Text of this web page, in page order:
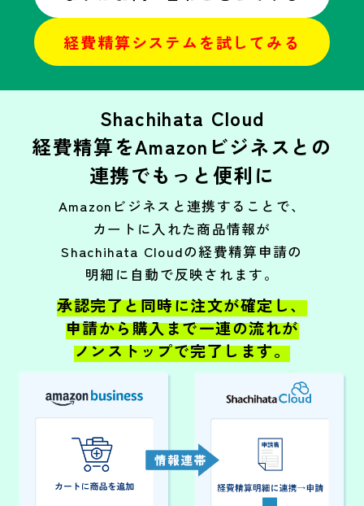
経費精算システムを試してみる
Shachihata Cloud
経費精算をAmazonビジネスとの
連携でもっと便利に
Amazonビジネスと連携することで、
カートに入れた商品情報が
Shachihata Cloudの経費精算申請の
明細に自動で反映されます。
承認完了と同時に注文が確定し、
申請から購入まで一連の流れが
ノンストップで完了します。